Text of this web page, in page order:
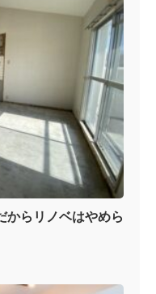
からリノベはやめら